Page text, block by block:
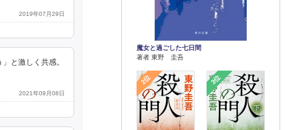
2019年07月29日
と激しく共感。
2021年09月08日
魔女と過ごした七日間
著者 東野 圭吾
2位 3位